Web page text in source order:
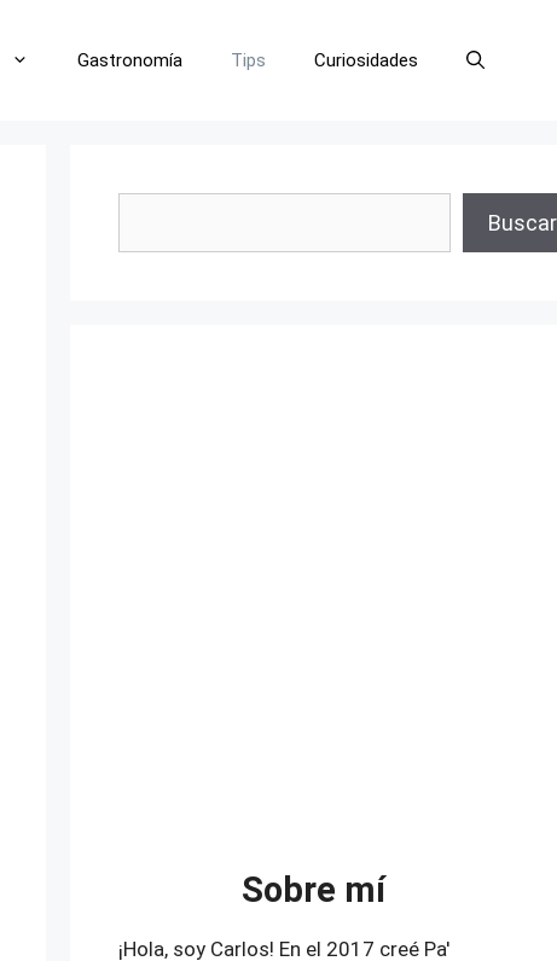
Gastronomía Tips Curiosidades
Buscar
Sobre mí
¡Hola, soy Carlos! En el 2017 creé Pa'